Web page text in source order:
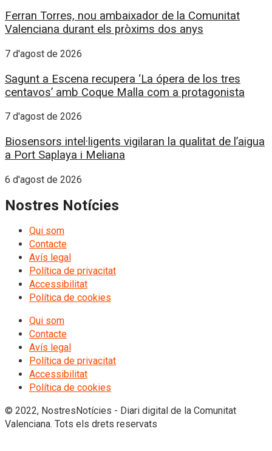
Ferran Torres, nou ambaixador de la Comunitat
Valenciana durant els pròxims dos anys
7 d'agost de 2026
Sagunt a Escena recupera ‘La ópera de los tres
centavos’ amb Coque Malla com a protagonista
7 d'agost de 2026
Biosensors intel·ligents vigilaran la qualitat de l’aigua
a Port Saplaya i Meliana
6 d'agost de 2026
Nostres Notícies
Qui som
Contacte
Avís legal
Política de privacitat
Accessibilitat
Política de cookies
Qui som
Contacte
Avís legal
Política de privacitat
Accessibilitat
Política de cookies
© 2022, NostresNotícies - Diari digital de la Comunitat
Valenciana. Tots els drets reservats